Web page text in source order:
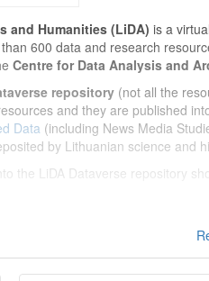
and Humanities (LiDA) is a
600 data and research
Centre for Data Analysis and
repository (not all the
and they are published
Data (including News Media
by Lithuanian science
the LiDA Dataverse repository
yra
nei 600 duomenų ir
universiteto